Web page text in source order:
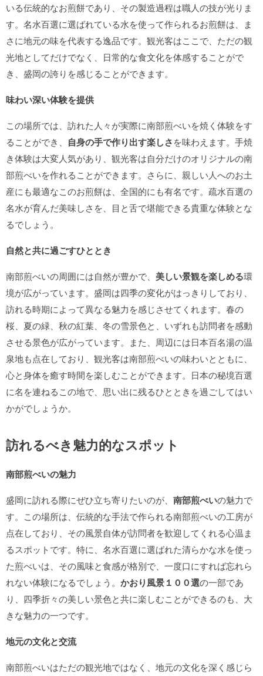
いる伝統的なお煎餅であり、その製造過程は職人の技が光りま
す。名水百選に選ばれている水を使って作られるお煎餅は、ま
さに地元の味を代表する逸品です。観光客はここで、ただの観
光地としてだけでなく、日常的な食文化を体感することがで
き、盛岡の誇りを感じることができます。
味わい深い体験を提供
この場所では、訪れた人々が実際に南部煎べいを焼く体験をす
ることができ、 自身の手で作り出す楽しさを味わえます。手焼
き体験は大変人気があり、観光客は自分だけのオリジナルの南
部煎べいを作れることができます。さらに、親しい人へのお土
産にも最適なこのお煎餅は、全国的にも有名です。疏水百選の
名水が育んだ美味しさを、目と舌で堪能できる貴重な体験とな
るでしょう。
自然と共に過ごすひととき
南部煎べいの周囲には自然が豊かで、 美しい景観を楽しめる環
境が広がっています。盛岡は四季の変化がはっきりしており、
訪れる時期によって異なる魅力を感じさせてくれます。春の
桜、夏の緑、秋の紅葉、冬の雪景色と、いずれも訪問者を感動
させる景色が広がっています。また、周辺には日本百名湯の温
泉地も点在しており、観光客は南部煎べいの味わいとともに、
心と身体を癒す時間を楽しむことができます。日本の秘境百選
に名を連ねるこの地で、思い出に残るひとときを過ごしてはい
かがでしょうか。
訪れるべき魅力的なスポット
南部煎べいの魅力
盛岡に訪れる際にぜひ立ち寄りたいのが、 南部煎べいの魅力で
す。この場所は、伝統的な手法で作られる南部煎べいの工房が
点在しており、その風景自体が訪問者を歓迎してくれる心温ま
るスポットです。特に、名水百選に選ばれた清らかな水を使っ
た煎べいは、その風味と食感が格別で、一度口にすれば忘れら
れない体験になるでしょう。 かおり風景１００選の一部であ
り、四季折々の美しい景色と共に楽しむことができるのも、大
きな魅力の一つです。
地元の文化と交流
南部煎べいはただの観光地ではなく、地元の文化を深く感じら